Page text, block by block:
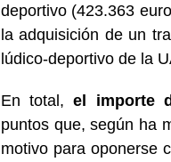
deportivo (423.363
la adquisición de un
lúdico-deportivo de la
En total,el importe
puntos que, según ha
motivo para oponerse